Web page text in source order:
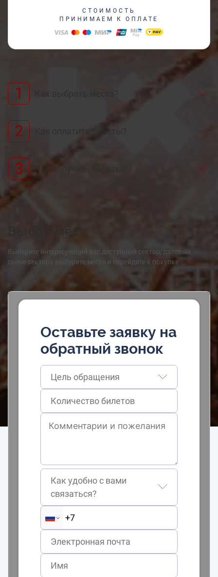
СТОИМОСТЬ
ПРИНИМАЕМ К ОПЛАТЕ
1
2
3 Как получить билеты?
Выбор мест
Выберите интересующий вас доступный сектор, далее на
схеме сектора выберите место и перейдите к покупке
Оставьте заявку на
обратный звонок
Цель обращения
Как удобно с вами
связаться?